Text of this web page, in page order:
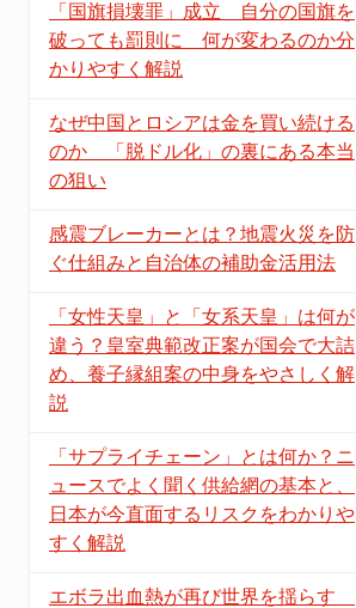
「国旗損壊罪」成立 自分の国旗を
破っても罰則に 何が変わるのか分
かりやすく解説
なぜ中国とロシアは金を買い続ける
のか 「脱ドル化」の裏にある本当
の狙い
感震ブレーカーとは？地震火災を防
ぐ仕組みと自治体の補助金活用法
「女性天皇」と「女系天皇」は何が
違う？皇室典範改正案が国会で大詰
め、養子縁組案の中身をやさしく解
説
「サプライチェーン」とは何か？ニ
ュースでよく聞く供給網の基本と、
日本が今直面するリスクをわかりや
すく解説
エボラ出血熱が再び世界を揺らす